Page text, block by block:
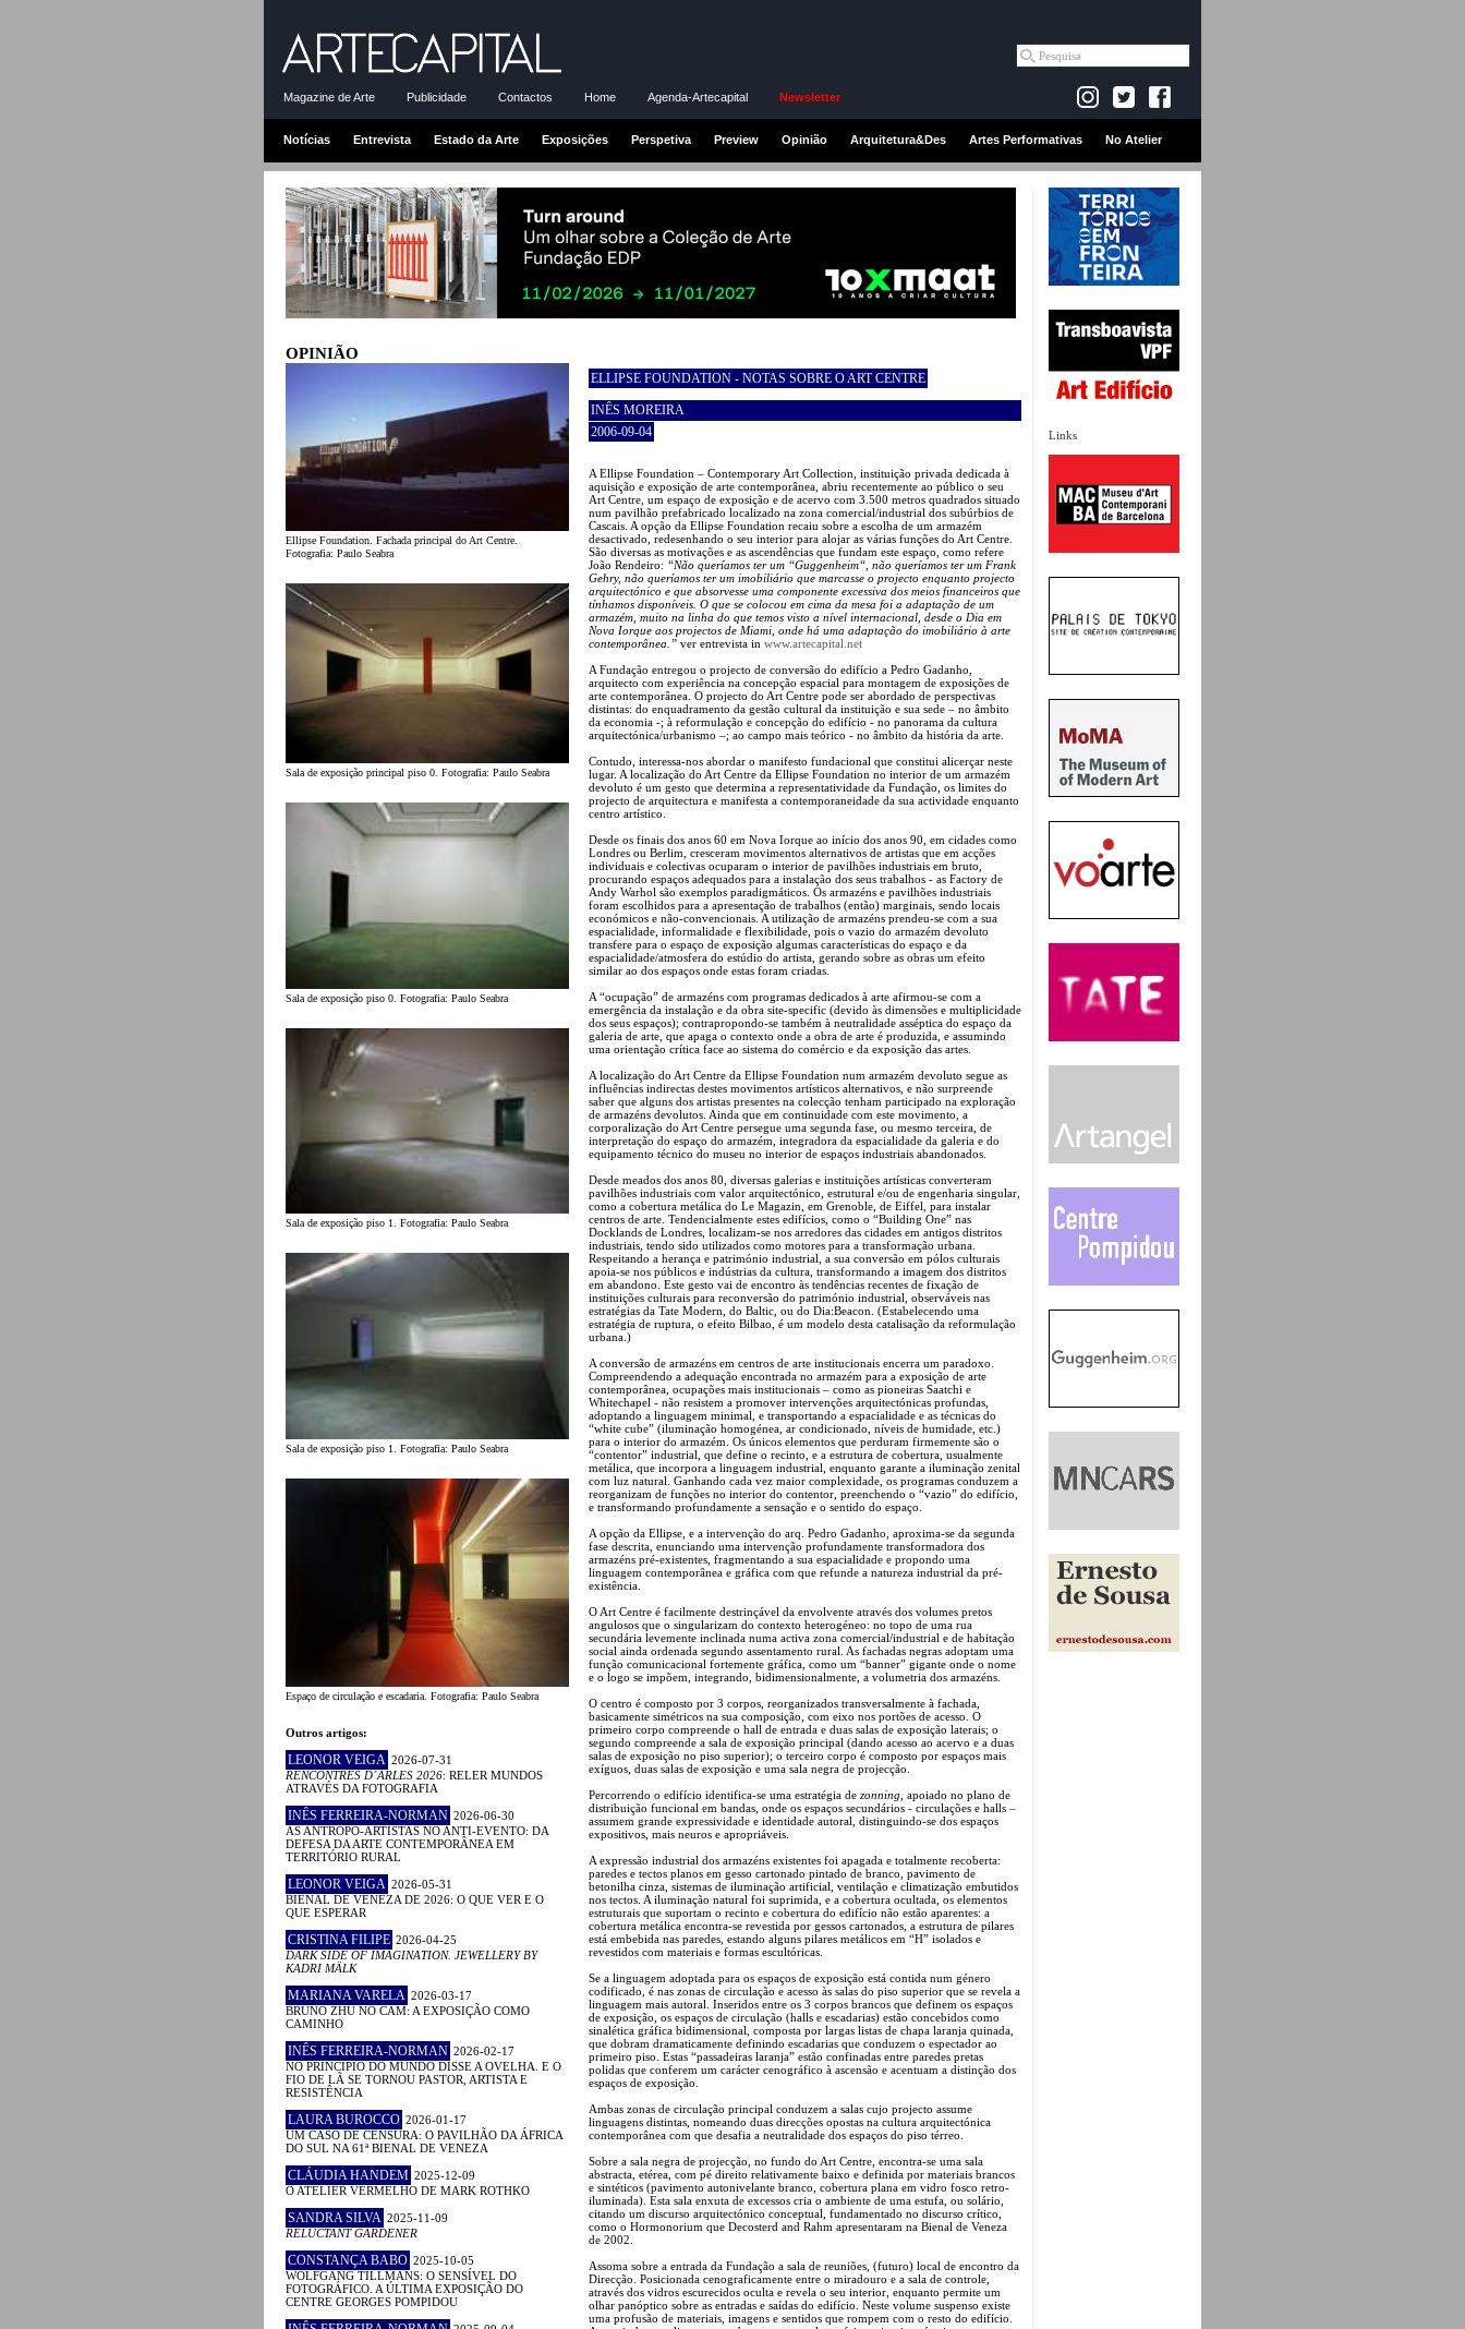
Magazine de Arte Publicidade Contactos Home Agenda-Artecapital Newsletter
Notícias Entrevista Estado da Arte Exposições Perspetiva Preview Opinião Arquitetura&Des Artes Performativas No Atelier
Links
OPINIÃO
Ellipse Foundation. Fachada principal do Art Centre.
Fotografia: Paulo Seabra
Sala de exposição principal piso 0. Fotografia: Paulo Seabra
Sala de exposição piso 0. Fotografia: Paulo Seabra
Sala de exposição piso 1. Fotografia: Paulo Seabra
Sala de exposição piso 1. Fotografia: Paulo Seabra
Espaço de circulação e escadaria. Fotografia: Paulo Seabra
Outros artigos:
LEONOR VEIGA 2026-07-31
RENCONTRES D´ARLES 2026: RELER MUNDOS
ATRAVÉS DA FOTOGRAFIA
INÊS FERREIRA-NORMAN 2026-06-30
AS ANTROPO-ARTISTAS NO ANTI-EVENTO: DA
DEFESA DA ARTE CONTEMPORÂNEA EM
TERRITÓRIO RURAL
LEONOR VEIGA 2026-05-31
BIENAL DE VENEZA DE 2026: O QUE VER E O
QUE ESPERAR
CRISTINA FILIPE 2026-04-25
DARK SIDE OF IMAGINATION. JEWELLERY BY
KADRI MÄLK
MARIANA VARELA 2026-03-17
BRUNO ZHU NO CAM: A EXPOSIÇÃO COMO
CAMINHO
INÊS FERREIRA-NORMAN 2026-02-17
NO PRINCÍPIO DO MUNDO DISSE A OVELHA. E O
FIO DE LÃ SE TORNOU PASTOR, ARTISTA E
RESISTÊNCIA
LAURA BUROCCO 2026-01-17
UM CASO DE CENSURA: O PAVILHÃO DA ÁFRICA
DO SUL NA 61ª BIENAL DE VENEZA
CLÁUDIA HANDEM 2025-12-09
O ATELIER VERMELHO DE MARK ROTHKO
SANDRA SILVA 2025-11-09
RELUCTANT GARDENER
CONSTANÇA BABO 2025-10-05
WOLFGANG TILLMANS: O SENSÍVEL DO
FOTOGRÁFICO. A ÚLTIMA EXPOSIÇÃO DO
CENTRE GEORGES POMPIDOU
ELLIPSE FOUNDATION - NOTAS SOBRE O ART CENTRE
INÊS MOREIRA
2006-09-04
A Ellipse Foundation – Contemporary Art Collection, instituição privada dedicada à
aquisição e exposição de arte contemporânea, abriu recentemente ao público o seu
Art Centre, um espaço de exposição e de acervo com 3.500 metros quadrados situado
num pavilhão prefabricado localizado na zona comercial/industrial dos subúrbios de
Cascais. A opção da Ellipse Foundation recaiu sobre a escolha de um armazém
desactivado, redesenhando o seu interior para alojar as várias funções do Art Centre.
São diversas as motivações e as ascendências que fundam este espaço, como refere
João Rendeiro: “Não queríamos ter um “Guggenheim“, não queríamos ter um Frank
Gehry, não queríamos ter um imobiliário que marcasse o projecto enquanto projecto
arquitectónico e que absorvesse uma componente excessiva dos meios financeiros que
tínhamos disponíveis. O que se colocou em cima da mesa foi a adaptação de um
armazém, muito na linha do que temos visto a nível internacional, desde o Dia em
Nova Iorque aos projectos de Miami, onde há uma adaptação do imobiliário à arte
contemporânea.” ver entrevista in www.artecapital.net
A Fundação entregou o projecto de conversão do edifício a Pedro Gadanho,
arquitecto com experiência na concepção espacial para montagem de exposições de
arte contemporânea. O projecto do Art Centre pode ser abordado de perspectivas
distintas: do enquadramento da gestão cultural da instituição e sua sede – no âmbito
da economia -; à reformulação e concepção do edifício - no panorama da cultura
arquitectónica/urbanismo –; ao campo mais teórico - no âmbito da história da arte.
Contudo, interessa-nos abordar o manifesto fundacional que constitui alicerçar neste
lugar. A localização do Art Centre da Ellipse Foundation no interior de um armazém
devoluto é um gesto que determina a representatividade da Fundação, os limites do
projecto de arquitectura e manifesta a contemporaneidade da sua actividade enquanto
centro artístico.
Desde os finais dos anos 60 em Nova Iorque ao início dos anos 90, em cidades como
Londres ou Berlim, cresceram movimentos alternativos de artistas que em acções
individuais e colectivas ocuparam o interior de pavilhões industriais em bruto,
procurando espaços adequados para a instalação dos seus trabalhos - as Factory de
Andy Warhol são exemplos paradigmáticos. Os armazéns e pavilhões industriais
foram escolhidos para a apresentação de trabalhos (então) marginais, sendo locais
económicos e não-convencionais. A utilização de armazéns prendeu-se com a sua
espacialidade, informalidade e flexibilidade, pois o vazio do armazém devoluto
transfere para o espaço de exposição algumas características do espaço e da
espacialidade/atmosfera do estúdio do artista, gerando sobre as obras um efeito
similar ao dos espaços onde estas foram criadas.
A “ocupação” de armazéns com programas dedicados à arte afirmou-se com a
emergência da instalação e da obra site-specific (devido às dimensões e multiplicidade
dos seus espaços); contrapropondo-se também à neutralidade asséptica do espaço da
galeria de arte, que apaga o contexto onde a obra de arte é produzida, e assumindo
uma orientação crítica face ao sistema do comércio e da exposição das artes.
A localização do Art Centre da Ellipse Foundation num armazém devoluto segue as
influências indirectas destes movimentos artísticos alternativos, e não surpreende
saber que alguns dos artistas presentes na colecção tenham participado na exploração
de armazéns devolutos. Ainda que em continuidade com este movimento, a
corporalização do Art Centre persegue uma segunda fase, ou mesmo terceira, de
interpretação do espaço do armazém, integradora da espacialidade da galeria e do
equipamento técnico do museu no interior de espaços industriais abandonados.
Desde meados dos anos 80, diversas galerias e instituições artísticas converteram
pavilhões industriais com valor arquitectónico, estrutural e/ou de engenharia singular,
como a cobertura metálica do Le Magazin, em Grenoble, de Eiffel, para instalar
centros de arte. Tendencialmente estes edifícios, como o “Building One” nas
Docklands de Londres, localizam-se nos arredores das cidades em antigos distritos
industriais, tendo sido utilizados como motores para a transformação urbana.
Respeitando a herança e património industrial, a sua conversão em pólos culturais
apoia-se nos públicos e indústrias da cultura, transformando a imagem dos distritos
em abandono. Este gesto vai de encontro às tendências recentes de fixação de
instituições culturais para reconversão do património industrial, observáveis nas
estratégias da Tate Modern, do Baltic, ou do Dia:Beacon. (Estabelecendo uma
estratégia de ruptura, o efeito Bilbao, é um modelo desta catalisação da reformulação
urbana.)
A conversão de armazéns em centros de arte institucionais encerra um paradoxo.
Compreendendo a adequação encontrada no armazém para a exposição de arte
contemporânea, ocupações mais institucionais – como as pioneiras Saatchi e
Whitechapel - não resistem a promover intervenções arquitectónicas profundas,
adoptando a linguagem minimal, e transportando a espacialidade e as técnicas do
“white cube” (iluminação homogénea, ar condicionado, níveis de humidade, etc.)
para o interior do armazém. Os únicos elementos que perduram firmemente são o
“contentor” industrial, que define o recinto, e a estrutura de cobertura, usualmente
metálica, que incorpora a linguagem industrial, enquanto garante a iluminação zenital
com luz natural. Ganhando cada vez maior complexidade, os programas conduzem a
reorganizam de funções no interior do contentor, preenchendo o “vazio” do edifício,
e transformando profundamente a sensação e o sentido do espaço.
A opção da Ellipse, e a intervenção do arq. Pedro Gadanho, aproxima-se da segunda
fase descrita, enunciando uma intervenção profundamente transformadora dos
armazéns pré-existentes, fragmentando a sua espacialidade e propondo uma
linguagem contemporânea e gráfica com que refunde a natureza industrial da pré-
existência.
O Art Centre é facilmente destrinçável da envolvente através dos volumes pretos
angulosos que o singularizam do contexto heterogéneo: no topo de uma rua
secundária levemente inclinada numa activa zona comercial/industrial e de habitação
social ainda ordenada segundo assentamento rural. As fachadas negras adoptam uma
função comunicacional fortemente gráfica, como um “banner” gigante onde o nome
e o logo se impõem, integrando, bidimensionalmente, a volumetria dos armazéns.
O centro é composto por 3 corpos, reorganizados transversalmente à fachada,
basicamente simétricos na sua composição, com eixo nos portões de acesso. O
primeiro corpo compreende o hall de entrada e duas salas de exposição laterais; o
segundo compreende a sala de exposição principal (dando acesso ao acervo e a duas
salas de exposição no piso superior); o terceiro corpo é composto por espaços mais
exíguos, duas salas de exposição e uma sala negra de projecção.
Percorrendo o edifício identifica-se uma estratégia de zonning , apoiado no plano de
distribuição funcional em bandas, onde os espaços secundários - circulações e halls –
assumem grande expressividade e identidade autoral, distinguindo-se dos espaços
expositivos, mais neuros e apropriáveis.
A expressão industrial dos armazéns existentes foi apagada e totalmente recoberta:
paredes e tectos planos em gesso cartonado pintado de branco, pavimento de
betonilha cinza, sistemas de iluminação artificial, ventilação e climatização embutidos
nos tectos. A iluminação natural foi suprimida, e a cobertura ocultada, os elementos
estruturais que suportam o recinto e cobertura do edifício não estão aparentes: a
cobertura metálica encontra-se revestida por gessos cartonados, a estrutura de pilares
está embebida nas paredes, estando alguns pilares metálicos em “H” isolados e
revestidos com materiais e formas escultóricas.
Se a linguagem adoptada para os espaços de exposição está contida num género
codificado, é nas zonas de circulação e acesso às salas do piso superior que se revela a
linguagem mais autoral. Inseridos entre os 3 corpos brancos que definem os espaços
de exposição, os espaços de circulação (halls e escadarias) estão concebidos como
sinalética gráfica bidimensional, composta por largas listas de chapa laranja quinada,
que dobram dramaticamente definindo escadarias que conduzem o espectador ao
primeiro piso. Estas “passadeiras laranja” estão confinadas entre paredes pretas
polidas que conferem um carácter cenográfico à ascensão e acentuam a distinção dos
espaços de exposição.
Ambas zonas de circulação principal conduzem a salas cujo projecto assume
linguagens distintas, nomeando duas direcções opostas na cultura arquitectónica
contemporânea com que desafia a neutralidade dos espaços do piso térreo.
Sobre a sala negra de projecção, no fundo do Art Centre, encontra-se uma sala
abstracta, etérea, com pé direito relativamente baixo e definida por materiais brancos
e sintéticos (pavimento autonivelante branco, cobertura plana em vidro fosco retro-
iluminada). Esta sala enxuta de excessos cria o ambiente de uma estufa, ou solário,
citando um discurso arquitectónico conceptual, fundamentado no discurso crítico,
como o Hormonorium que Decosterd and Rahm apresentaram na Bienal de Veneza
de 2002.
Assoma sobre a entrada da Fundação a sala de reuniões, (futuro) local de encontro da
Direcção. Posicionada cenograficamente entre o miradouro e a sala de controle,
através dos vidros escurecidos oculta e revela o seu interior, enquanto permite um
olhar panóptico sobre as entradas e saídas do edifício. Neste volume suspenso existe
uma profusão de materiais, imagens e sentidos que rompem com o resto do edifício.